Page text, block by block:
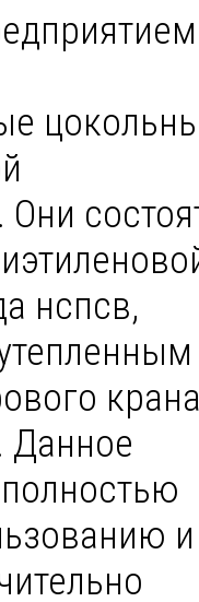
нспсв,
Данное
и